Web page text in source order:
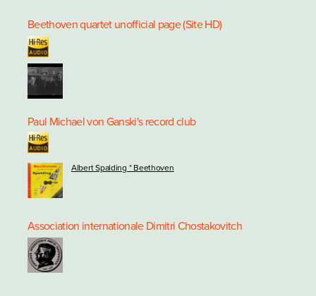
Beethoven quartet unofficial page (Site HD)
Paul Michael von Ganski's record club
Albert Spalding * Beethoven
Association internationale Dimitri Chostakovitch